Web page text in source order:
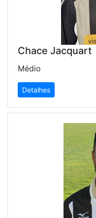
Chace Jacquart
Médio
Detalhes